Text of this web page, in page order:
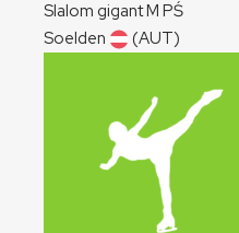
Slalom gigantM PŚ
Soelden
(AUT)